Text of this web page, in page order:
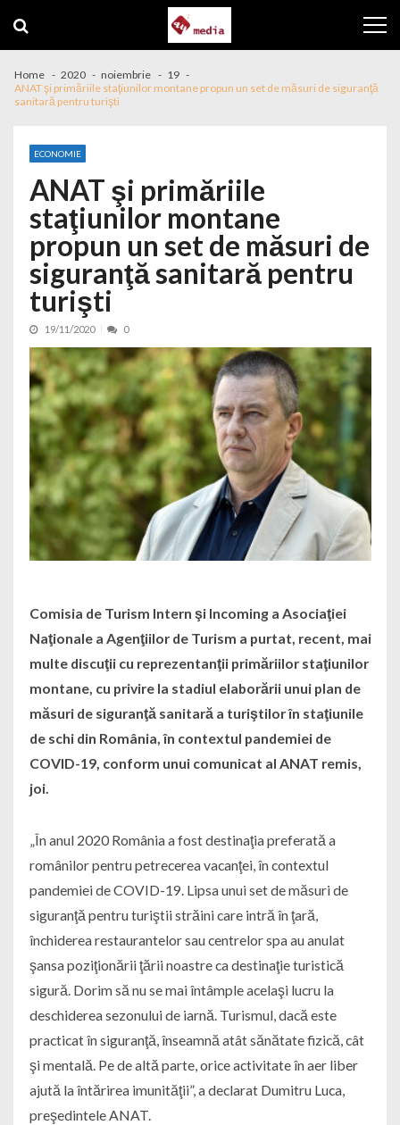
Home 2020 noiembrie
19
ANAT şi primăriile staţiunilor montane propun un set de măsuri de siguranţă
sanitară pentru turişti
ECONOMIE
ANAT şi primăriile
staţiunilor montane
propun un set de măsuri de
siguranţă sanitară pentru
turişti
19/11/2020 0
Comisia de Turism Intern şi Incoming a Asociaţiei
Naţionale a Agenţiilor de Turism a purtat, recent, mai
multe discuţii cu reprezentanţii primăriilor staţiunilor
montane, cu privire la stadiul elaborării unui plan de
măsuri de siguranţă sanitară a turiştilor în staţiunile
de schi din România, în contextul pandemiei de
COVID-19, conform unui comunicat al ANAT remis,
joi.
„În anul 2020 România a fost destinaţia preferată a
românilor pentru petrecerea vacanţei, în contextul
pandemiei de COVID-19. Lipsa unui set de măsuri de
siguranţă pentru turiştii străini care intră în ţară,
închiderea restaurantelor sau centrelor spa au anulat
şansa poziţionării ţării noastre ca destinaţie turistică
sigură. Dorim să nu se mai întâmple acelaşi lucru la
deschiderea sezonului de iarnă. Turismul, dacă este
practicat în siguranţă, înseamnă atât sănătate fizică, cât
şi mentală. Pe de altă parte, orice activitate în aer liber
ajută la întărirea imunităţii”, a declarat Dumitru Luca,
preşedintele ANAT.